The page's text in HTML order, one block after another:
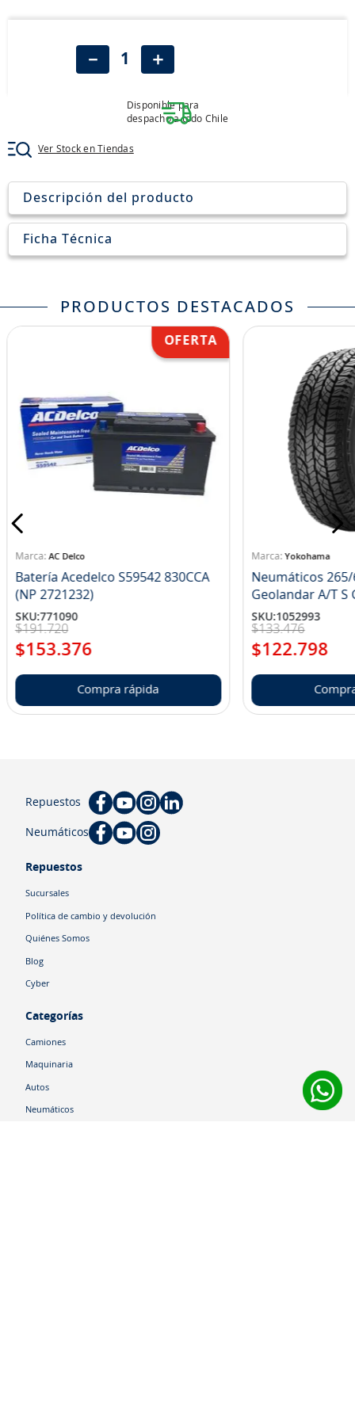
＋
－
Disponible para
despacho a todo Chile
Ver Stock en Tiendas
Descripción del producto
Ficha Técnica
PRODUCTOS DESTACADOS
AC Delco
Batería Acedelco S59542 830CCA
(NP 2721232)
SKU:771090
$191.720
$153.376
Compra rápida
Yokohama
Neumáticos 265/
SKU:1052993
$133.476
$122.798
Repuestos
Neumáticos
Repuestos
Sucursales
Política de cambio y devolución
Quiénes Somos
Blog
Cyber
Categorías
Camiones
Maquinaria
Autos
Neumáticos
jockey john deere